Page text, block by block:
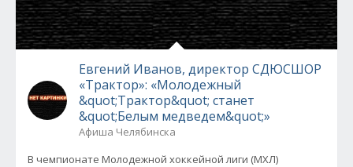
Евгений Иванов, директор СДЮСШОР
«Трактор»: «Молодежный
&quot;Трактор&quot; станет
&quot;Белым медведем&quot;»
Афиша Челябинска
В чемпионате Молодежной хоккейной лиги (МХЛ)